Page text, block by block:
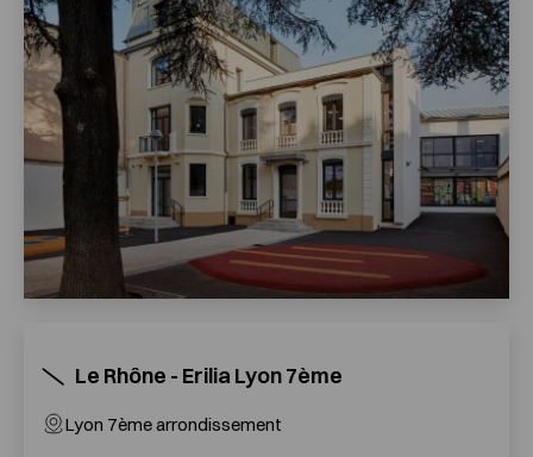
Le Rhône - Erilia Lyon 7ème
Lyon 7ème arrondissement